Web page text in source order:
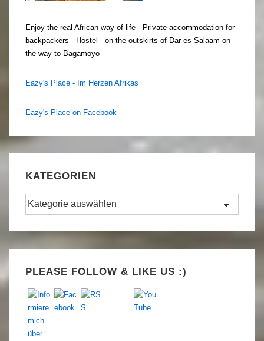
Enjoy the real African way of life - Private accommodation for
backpackers - Hostel - on the outskirts of Dar es Salaam on
the way to Bagamoyo
Eazy's Place - Im Herzen Afrikas
Eazy's Place on Facebook
KATEGORIEN
Kategorien
PLEASE FOLLOW & LIKE US :)